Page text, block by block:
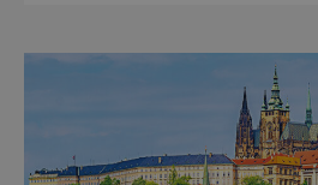
večer plný historie,
dobrodružství pro malé i
Málokdo ví, že dnešní kos